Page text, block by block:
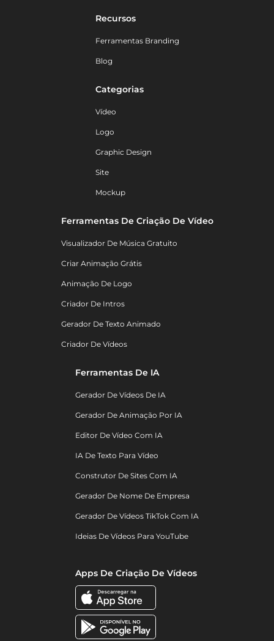
Recursos
Ferramentas Branding
Blog
Categorias
Vídeo
Logo
Graphic Design
Site
Mockup
Ferramentas De Criação De Vídeo
Visualizador De Música Gratuito
Criar Animação Grátis
Animação De Logo
Criador De Intros
Gerador De Texto Animado
Criador De Vídeos
Ferramentas De IA
Gerador De Vídeos De IA
Gerador De Animação Por IA
Editor De Vídeo Com IA
IA De Texto Para Vídeo
Construtor De Sites Com IA
Gerador De Nome De Empresa
Gerador De Vídeos TikTok Com IA
Ideias De Vídeos Para YouTube
Apps De Criação De Vídeos